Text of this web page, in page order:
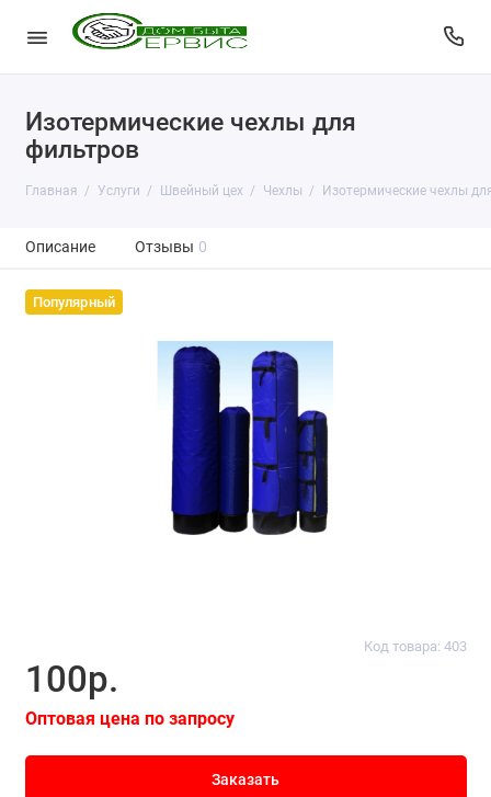
Изотермические чехлы для
фильтров
Главная Услуги Швейный цех Чехлы Изотермические чехлы
Описание Отзывы 0
Популярный
Код товара: 403
100р.
Оптовая цена по запросу
Заказать